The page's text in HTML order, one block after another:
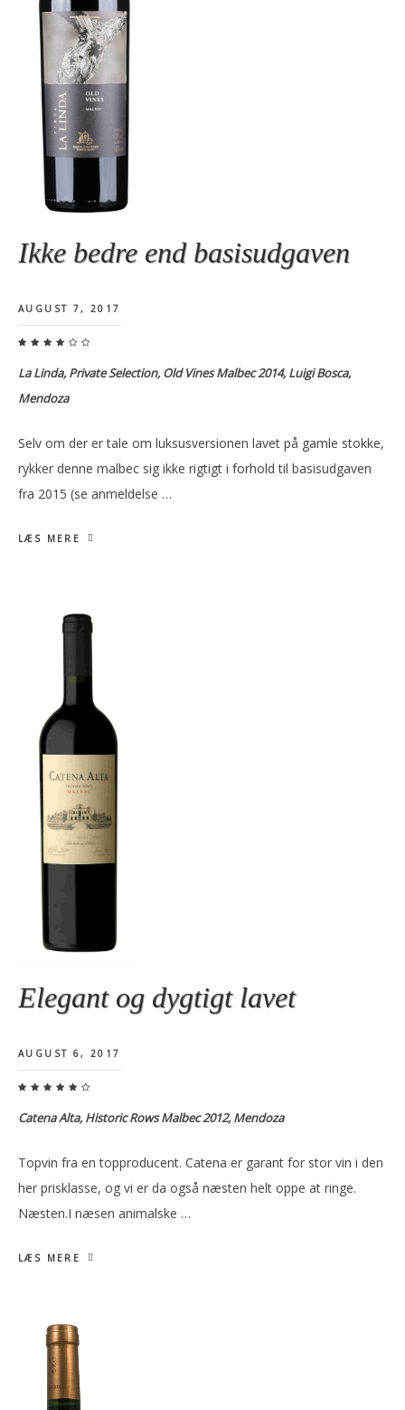
Ikke bedre end basisudgaven
AUGUST 7, 2017
La Linda, Private Selection, Old Vines Malbec 2014, Luigi Bosca,
Mendoza
Selv om der er tale om luksusversionen lavet på gamle stokke,
rykker denne malbec sig ikke rigtigt i forhold til basisudgaven
fra 2015 (se anmeldelse …
LÆS MERE
Elegant og dygtigt lavet
AUGUST 6, 2017
Catena Alta, Historic Rows Malbec 2012, Mendoza
Topvin fra en topproducent. Catena er garant for stor vin i den
her prisklasse, og vi er da også næsten helt oppe at ringe.
Næsten.I næsen animalske …
LÆS MERE